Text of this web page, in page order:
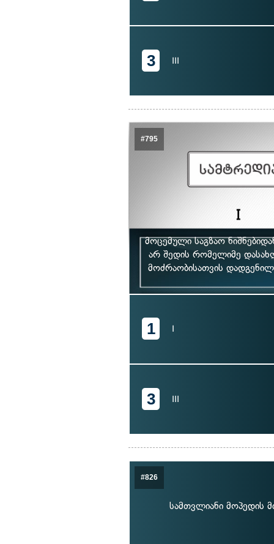
3 III
#795
მოცემული საგზაო
არ შედის რომელიმე
მოძრაობისათვის
1 I
3 III
#826
სამთვლიანი მოპედის